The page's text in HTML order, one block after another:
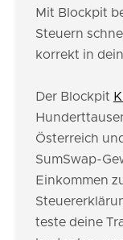
Mit Blockpit
Steuern
korrekt in
Der Blockpit
Österreich
SumSwap-
Einkommen
teste deine